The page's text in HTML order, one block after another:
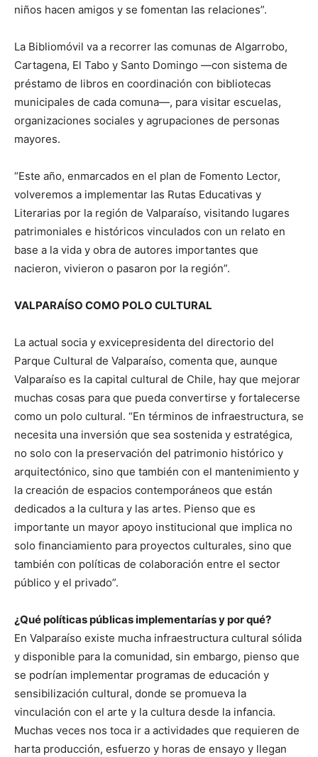
niños hacen amigos y se fomentan las relaciones”.
La Bibliomóvil va a recorrer las comunas de Algarrobo,
Cartagena, El Tabo y Santo Domingo —con sistema de
préstamo de libros en coordinación con bibliotecas
municipales de cada comuna—, para visitar escuelas,
organizaciones sociales y agrupaciones de personas
mayores.
“Este año, enmarcados en el plan de Fomento Lector,
volveremos a implementar las Rutas Educativas y
Literarias por la región de Valparaíso, visitando lugares
patrimoniales e históricos vinculados con un relato en
base a la vida y obra de autores importantes que
nacieron, vivieron o pasaron por la región”.
VALPARAÍSO COMO POLO CULTURAL
La actual socia y exvicepresidenta del directorio del
Parque Cultural de Valparaíso, comenta que, aunque
Valparaíso es la capital cultural de Chile, hay que mejorar
muchas cosas para que pueda convertirse y fortalecerse
como un polo cultural. “En términos de infraestructura, se
necesita una inversión que sea sostenida y estratégica,
no solo con la preservación del patrimonio histórico y
arquitectónico, sino que también con el mantenimiento y
la creación de espacios contemporáneos que están
dedicados a la cultura y las artes. Pienso que es
importante un mayor apoyo institucional que implica no
solo financiamiento para proyectos culturales, sino que
también con políticas de colaboración entre el sector
público y el privado”.
¿Qué políticas públicas implementarías y por qué?
En Valparaíso existe mucha infraestructura cultural sólida
y disponible para la comunidad, sin embargo, pienso que
se podrían implementar programas de educación y
sensibilización cultural, donde se promueva la
vinculación con el arte y la cultura desde la infancia.
Muchas veces nos toca ir a actividades que requieren de
harta producción, esfuerzo y horas de ensayo y llegan